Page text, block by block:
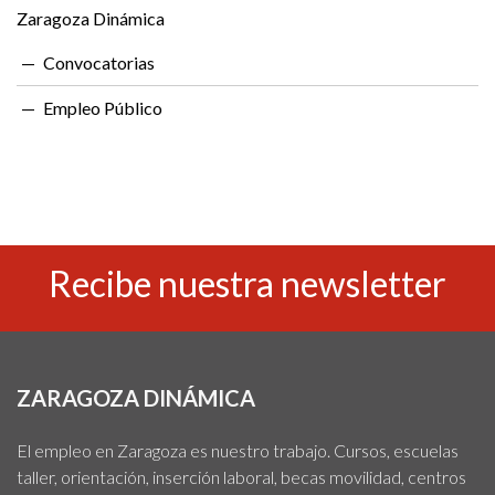
Zaragoza Dinámica
Convocatorias
Empleo Público
Recibe nuestra newsletter
ZARAGOZA DINÁMICA
El empleo en Zaragoza es nuestro trabajo. Cursos, escuelas
taller, orientación, inserción laboral, becas movilidad, centros